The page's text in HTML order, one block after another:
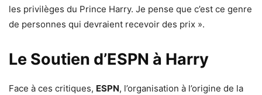
les privilèges du Prince Harry. Je pense que c’est ce genre
de personnes qui devraient recevoir des prix ».
Le Soutien d’ESPN à Harry
Face à ces critiques, ESPN, l’organisation à l’origine de la